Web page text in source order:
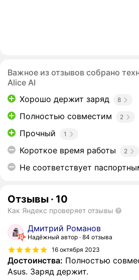
Важное из отзывов собрано
Alice AI
Хорошо держит заряд
8
Полностью совместим 2
Прочный 1
Короткое время работы 2
Не соответствует
Отзывы · 10
Как Яндекс проверяет отзывы
Дмитрий Романов
Надёжный автор 84 отзыва
16 октября 2023
Достоинства: Полностью
Asus. Заряд держит.